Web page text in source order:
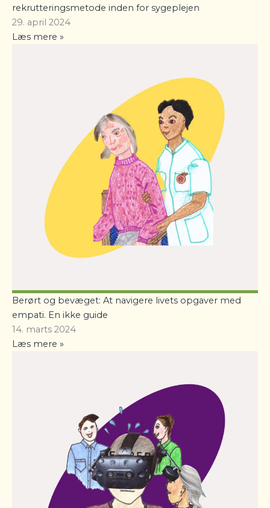
rekrutteringsmetode inden for sygeplejen
29. april 2024
Læs mere »
Berørt og bevæget: At navigere livets opgaver med
empati. En ikke guide
14. marts 2024
Læs mere »